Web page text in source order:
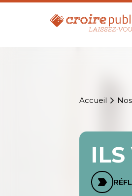
Accueil
ILS